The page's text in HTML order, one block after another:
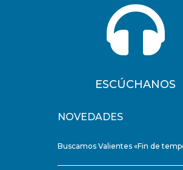

ESCÚCHANOS
NOVEDADES
Buscamos Valientes «Fin de